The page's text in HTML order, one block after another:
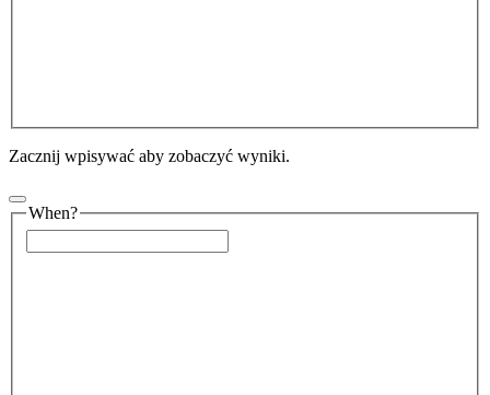
Zacznij wpisywać aby zobaczyć wyniki.
When?